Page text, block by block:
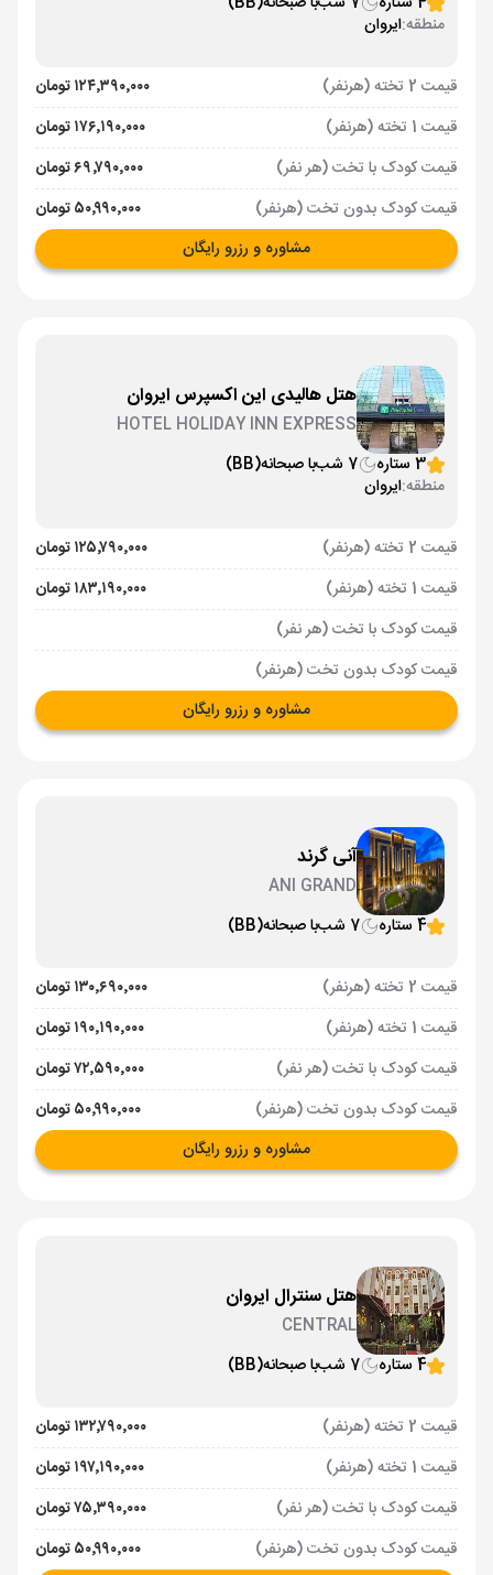
منطقه:ایروان
قیمت 2 تخته (هرنفر)
۱۲۴٬۳۹۰٬۰۰۰ تومان
قیمت 1 تخته (هرنفر)
۱۷۶٬۱۹۰٬۰۰۰ تومان
قیمت کودک با تخت (هر نفر)
۶۹٬۷۹۰٬۰۰۰ تومان
قیمت کودک بدون تخت (هرنفر)
۵۰٬۹۹۰٬۰۰۰ تومان
مشاوره و رزرو رایگان
هتل هالیدی این اکسپرس ایروان
HOTEL HOLIDAY INN EXPRESS
3 ستاره
7 شب با صبحانه(BB)
منطقه:ایروان
قیمت 2 تخته (هرنفر)
۱۲۵٬۷۹۰٬۰۰۰ تومان
قیمت 1 تخته (هرنفر)
۱۸۳٬۱۹۰٬۰۰۰ تومان
قیمت کودک با تخت (هر نفر)
قیمت کودک بدون تخت (هرنفر)
مشاوره و رزرو رایگان
آنی گرند
ANI GRAND
4 ستاره
7 شب با صبحانه(BB)
قیمت 2 تخته (هرنفر)
۱۳۰٬۶۹۰٬۰۰۰ تومان
قیمت 1 تخته (هرنفر)
۱۹۰٬۱۹۰٬۰۰۰ تومان
قیمت کودک با تخت (هر نفر)
۷۲٬۵۹۰٬۰۰۰ تومان
قیمت کودک بدون تخت (هرنفر)
۵۰٬۹۹۰٬۰۰۰ تومان
مشاوره و رزرو رایگان
هتل سنترال ایروان
CENTRAL
4 ستاره
7 شب با صبحانه(BB)
قیمت 2 تخته (هرنفر)
۱۳۲٬۷۹۰٬۰۰۰ تومان
قیمت 1 تخته (هرنفر)
۱۹۷٬۱۹۰٬۰۰۰ تومان
قیمت کودک با تخت (هر نفر)
۷۵٬۳۹۰٬۰۰۰ تومان
قیمت کودک بدون تخت (هرنفر)
۵۰٬۹۹۰٬۰۰۰ تومان